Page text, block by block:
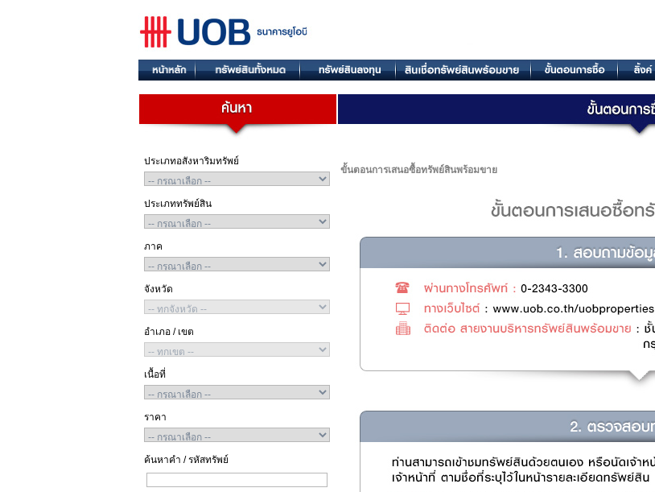
ประเภทอสังหาริมทรัพย์
ประเภททรัพย์สิน
ภาค
จังหวัด
อำเภอ / เขต
เนื้อที่
ราคา
ค้นหาคำ / รหัสทรัพย์
ขั้นตอนการเสนอซื้อทรัพย์สินพร้อมขาย